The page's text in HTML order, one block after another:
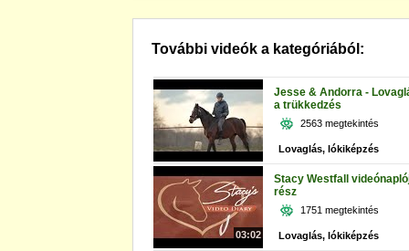
További videók a kategóriából:
03:02
Jesse & Andorra -
a trükkedzés
2563 megtekintés
Lovaglás, lókiképzés
Stacy Westfall
rész
1751 megtekintés
Lovaglás, lókiképzés